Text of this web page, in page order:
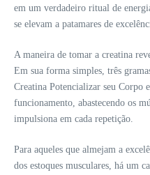
em um verdadeiro ritual de
se elevam a patamares de
A maneira de tomar a creatina
Em sua forma simples, três
Creatina Potencializar seu Corpo
funcionamento, abastecendo os
impulsiona em cada repetição.
Para aqueles que almejam a
dos estoques musculares, há um